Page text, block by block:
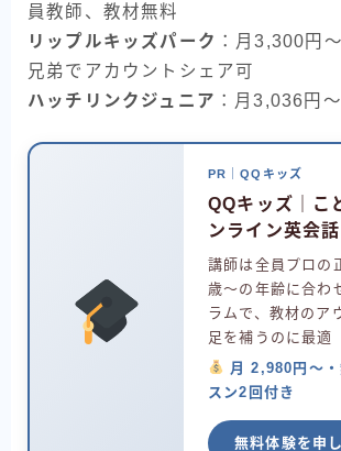
員教師、教材無料
リップルキッズパーク ：月3,300円
兄弟でアカウントシェア可
ハッチリンクジュニア ：月3,036円
PR｜QQキッズ
QQキッズ｜こ
ンライン英会話
講師は全員プロの
歳〜の年齢に合わ
ラムで、教材のア
足を補うのに最適
月 2,980円〜
スン2回付き
無料体験を申